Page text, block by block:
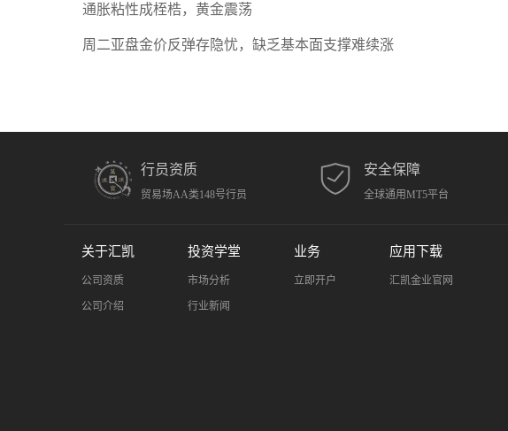
通胀粘性成桎梏，黄金震荡
周二亚盘金价反弹存隐忧，缺乏基本面支撑难续涨
行员资质
贸易场AA类148号行员
安全保障
全球通用MT5平台
关于汇凯
公司资质
公司介绍
投资学堂
市场分析
行业新闻
业务
立即开户
应用下载
汇凯金业官网